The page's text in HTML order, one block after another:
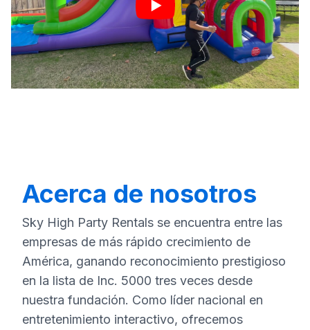
Acerca de nosotros
Sky High Party Rentals se encuentra entre las
empresas de más rápido crecimiento de
América, ganando reconocimiento prestigioso
en la lista de Inc. 5000 tres veces desde
nuestra fundación. Como líder nacional en
entretenimiento interactivo, ofrecemos